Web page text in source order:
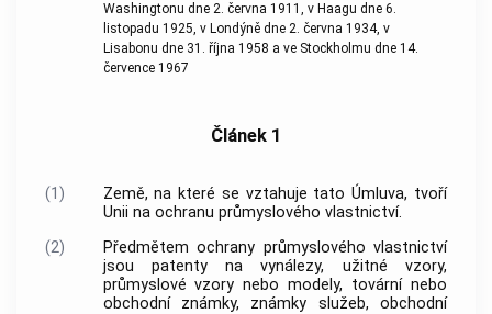
Washingtonu dne 2. června 1911, v Haagu dne 6.
listopadu 1925, v Londýně dne 2. června 1934, v
Lisabonu dne 31. října 1958 a ve Stockholmu dne 14.
července 1967
Článek 1
(1)
Země, na které se vztahuje tato Úmluva, tvoří
Unii na ochranu průmyslového vlastnictví.
(2)
Předmětem ochrany průmyslového vlastnictví
jsou patenty na vynálezy, užitné vzory,
průmyslové vzory nebo modely, tovární nebo
obchodní známky, známky služeb, obchodní